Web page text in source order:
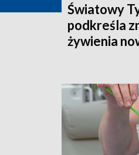
Światowy
podkreśla
żywienia